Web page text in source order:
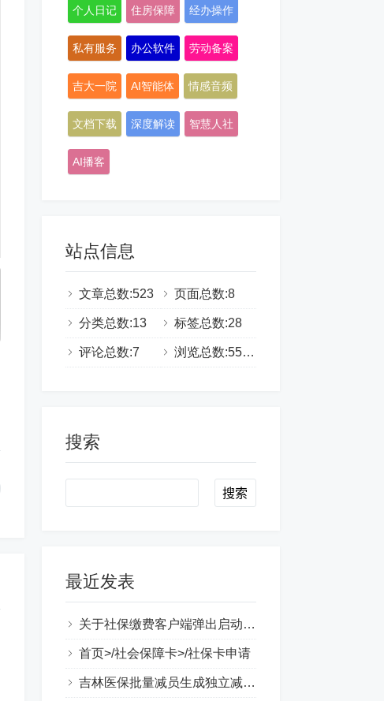
个人日记 住房保障 经办操作
私有服务 办公软件 劳动备案
吉大一院 AI智能体 情感音频
文档下载 深度解读 智慧人社
AI播客
站点信息
文章总数:523 页面总数:8
分类总数:13 标签总数:28
评论总数:7 浏览总数:555334
搜索
Search
最近发表
关于社保缴费客户端弹出启动错误提示（0xc000007b）
首页>/社会保障卡>/社保卡申请
吉林医保批量减员生成独立减员表图片